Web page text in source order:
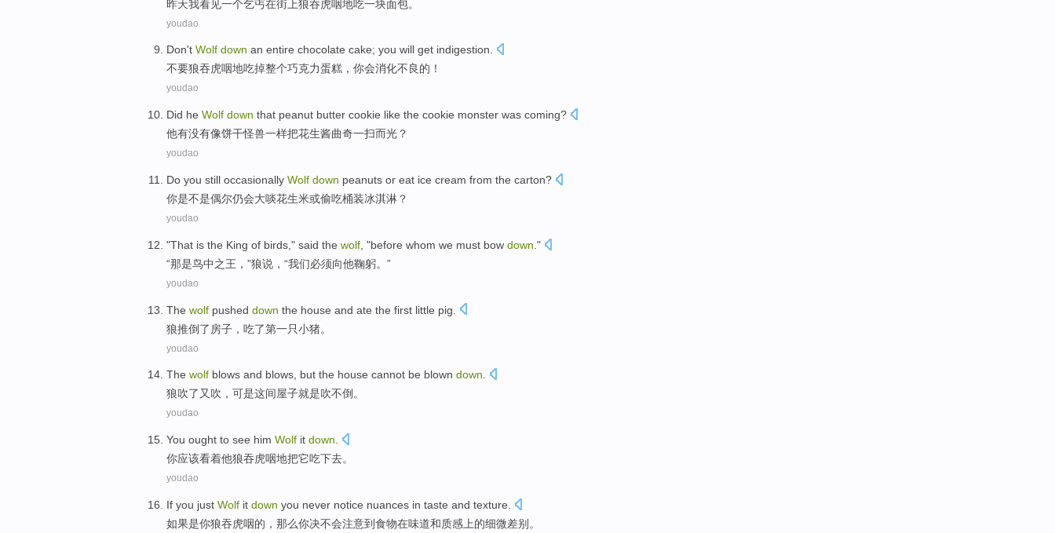
昨天我看见一个乞丐在街上狼吞虎咽地吃一块面包。
youdao
Don't Wolf down an entire chocolate cake; you will get indigestion.
不要狼吞虎咽地吃掉整个巧克力蛋糕 ， 你会消化不良的！
youdao
Did he Wolf down that peanut butter cookie like the cookie monster was coming?
他有没有像饼干怪兽一样把花生酱曲奇一扫而光？
youdao
Do you still occasionally Wolf down peanuts or eat ice cream from the carton?
你是不是偶尔仍会大啖花生米或偷吃桶装冰淇淋？
youdao
"That is the King of birds ," said the wolf , "before whom we must bow down ."
“那是鸟中之王 ，”狼说 ，“我们必须向他鞠躬。”
youdao
The wolf pushed down the house and ate the first little pig
狼推倒了 房子 ， 吃了第一只小猪。
youdao
The wolf blows and blows, but the house cannot be blown down.
狼吹了 又吹， 可是这间屋子就是吹不倒。
youdao
You ought to see him Wolf it down
你应该看着他狼吞虎咽地把它吃下去。
youdao
If you just Wolf it down you never notice nuances in taste and texture
如果是你狼吞虎咽的，那么你决不会注意到食物在味道和质感 上的细微差别。